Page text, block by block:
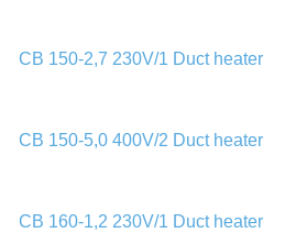
CB 150-2,7 230V/1 Duct heater
CB 150-5,0 400V/2 Duct heater
CB 160-1,2 230V/1 Duct heater